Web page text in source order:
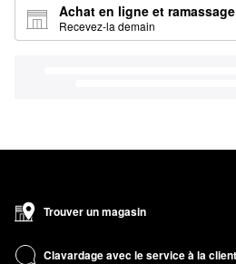
Achat en ligne et ramassage
Recevez-la demain
Trouver un magasin
Clavardage avec le service à la